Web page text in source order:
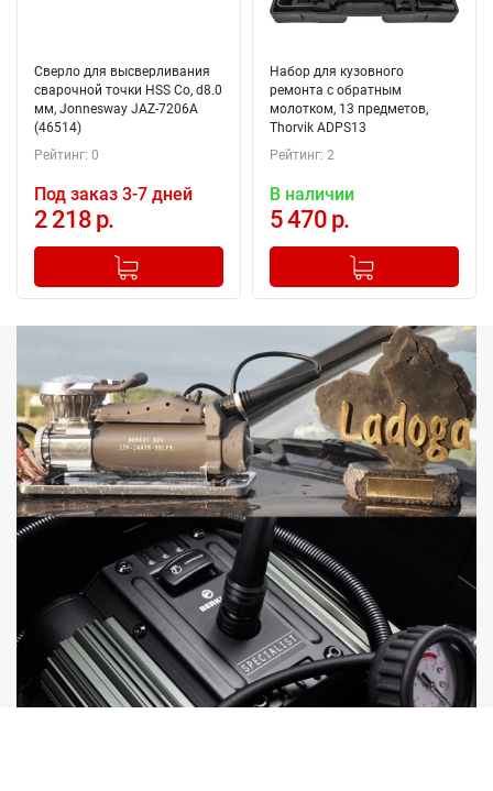
Сверло для высверливания
сварочной точки HSS Co, d8.0
мм, Jonnesway JAZ-7206A
(46514)
Рейтинг: 0
Под заказ 3-7 дней
2 218 р.
+
Добавлено в корзину
Набор для кузовного
ремонта с обратным
молотком, 13 предметов,
Thorvik ADPS13
Рейтинг: 2
В наличии
5 470 р.
+
Добавлено в корзину